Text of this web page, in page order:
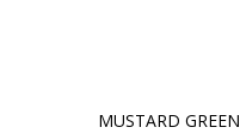
MUSTARD GREEN